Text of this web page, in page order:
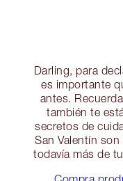
Darling, para
es importante
antes.
también te
secretos de
San Valentín
todavía más de